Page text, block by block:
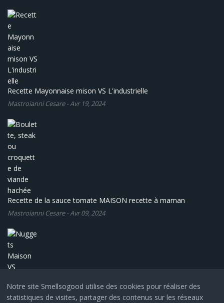
Notre site Smellsogood utilise des cookies pour réaliser des
statistiques de visites, partager des contenus sur les réseaux
Recette Mayonnaise mison VS L'industrielle
Mastroianni Cesare-Avr 19, 2024
Recette de la sauce tomate MAISON recette à maman
Mastroianni Cesare-Avr 09, 2024
Nuggets Maison VS l'industriel